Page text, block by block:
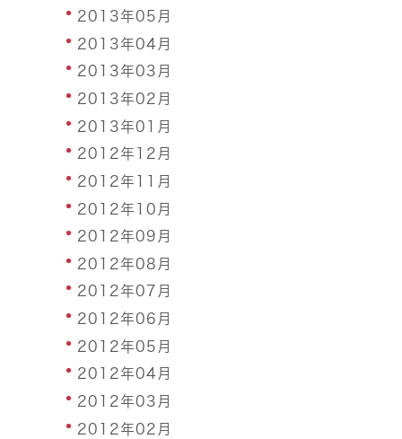
2013年05月
2013年04月
2013年03月
2013年02月
2013年01月
2012年12月
2012年11月
2012年10月
2012年09月
2012年08月
2012年07月
2012年06月
2012年05月
2012年04月
2012年03月
2012年02月